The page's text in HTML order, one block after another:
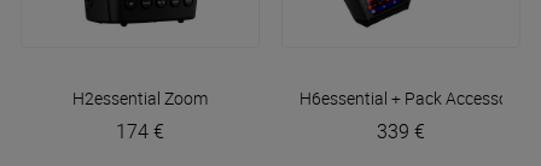
H2essential Zoom
174 €
H6essential + Pack Accessoires
339 €